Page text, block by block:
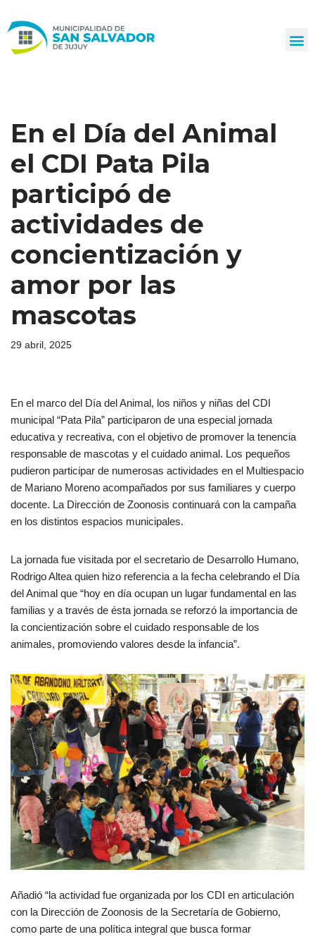
al
En el Día del Animal
el CDI Pata Pila
participó de
actividades de
concientización y
amor por las
mascotas
29 abril, 2025
En el marco del Día del Animal, los niños y niñas del CDI
municipal “Pata Pila” participaron de una especial jornada
educativa y recreativa, con el objetivo de promover la tenencia
responsable de mascotas y el cuidado animal. Los pequeños
pudieron participar de numerosas actividades en el Multiespacio
de Mariano Moreno acompañados por sus familiares y cuerpo
docente. La Dirección de Zoonosis continuará con la campaña
en los distintos espacios municipales.
La jornada fue visitada por el secretario de Desarrollo Humano,
Rodrigo Altea quien hizo referencia a la fecha celebrando el Día
del Animal que “hoy en día ocupan un lugar fundamental en las
familias y a través de ésta jornada se reforzó la importancia de
la concientización sobre el cuidado responsable de los
animales, promoviendo valores desde la infancia”.
Añadió “la actividad fue organizada por los CDI en articulación
con la Dirección de Zoonosis de la Secretaría de Gobierno,
como parte de una política integral que busca formar